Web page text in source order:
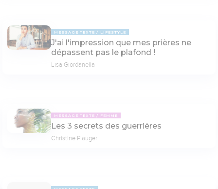
MESSAGE TEXTE LIFESTYLE
J'ai l'impression que mes prières ne
dépassent pas le plafond !
Lisa Giordanella
MESSAGE TEXTE FEMME
Les 3 secrets des guerrières
Christine Piauger